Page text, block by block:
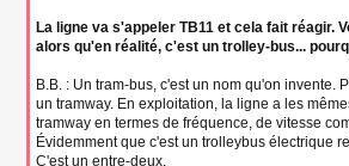
La ligne va s'appeler TB11 et cela fait réagir.
alors qu'en réalité, c'est un trolley-bus...
B.B. : Un tram-bus, c'est un nom qu'on invente.
un tramway. En exploitation, la ligne a les
tramway en termes de fréquence, de vitesse
Évidemment que c'est un trolleybus électrique
C'est un entre-deux.